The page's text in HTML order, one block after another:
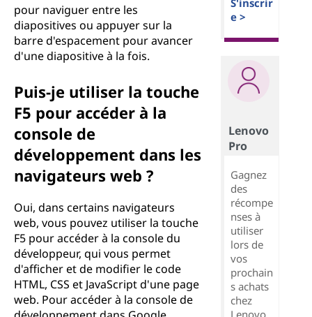
pour naviguer entre les
diapositives ou appuyer sur la
barre d'espacement pour avancer
d'une diapositive à la fois.
Puis-je utiliser la touche
F5 pour accéder à la
console de
développement dans les
navigateurs web ?
Oui, dans certains navigateurs
web, vous pouvez utiliser la touche
F5 pour accéder à la console du
développeur, qui vous permet
d'afficher et de modifier le code
HTML, CSS et JavaScript d'une page
web. Pour accéder à la console de
S'inscrir
e >
Lenovo
Pro
Gagnez
des
récompe
nses à
utiliser
lors de
vos
prochain
s achats
chez
Lenovo